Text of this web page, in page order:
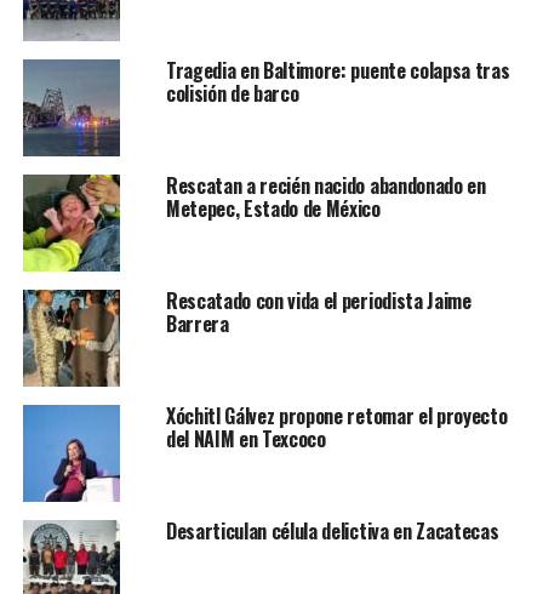
Tragedia en Baltimore: puente colapsa tras
colisión de barco
Rescatan a recién nacido abandonado en
Metepec, Estado de México
Rescatado con vida el periodista Jaime
Barrera
Xóchitl Gálvez propone retomar el proyecto
del NAIM en Texcoco
Desarticulan célula delictiva en Zacatecas